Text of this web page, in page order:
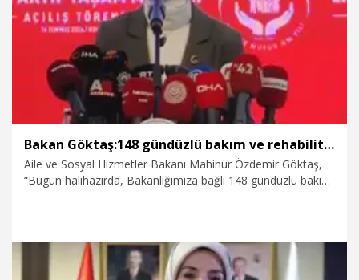
Bakan Göktaş:148 gündüzlü bakım ve rehabilitasyon merkezi bulunuyor
Aile ve Sosyal Hizmetler Bakanı Mahinur Özdemir Göktaş,
“Bugün halihazırda, Bakanlığımıza bağlı 148 gündüzlü bakım